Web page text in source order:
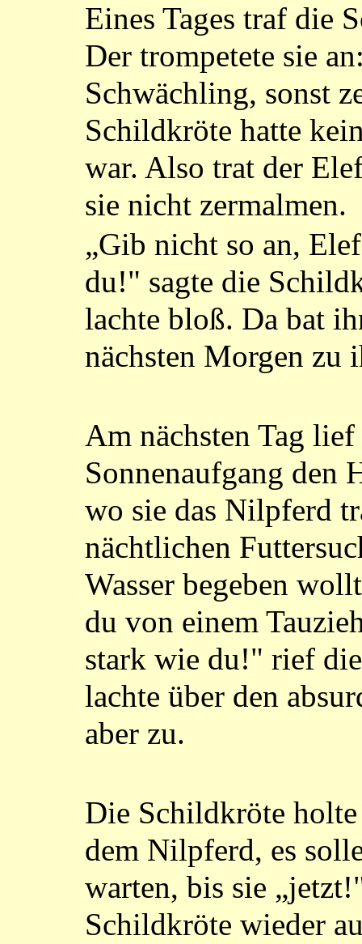
Eines Tages traf die
Der trompetete sie
Schwächling, sonst
Schildkröte hatte
war. Also trat der
sie nicht zermalmen.
„Gib nicht so an,
du!" sagte die
lachte bloß. Da bat
nächsten Morgen zu
Am nächsten Tag
Sonnenaufgang den
wo sie das Nilpferd
nächtlichen
Wasser begeben
du von einem
stark wie du!" rief
lachte über den
aber zu.
Die Schildkröte
dem Nilpferd, es
warten, bis sie
Schildkröte wieder